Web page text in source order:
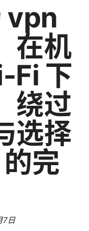
vpn
在机
Fi 下
绕过
选择
完
7日